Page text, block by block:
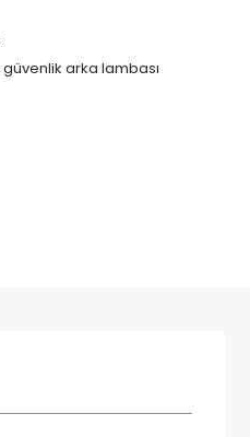
arka lambası